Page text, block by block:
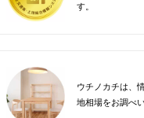
す。
ウチノカチは、
地相場をお調べ